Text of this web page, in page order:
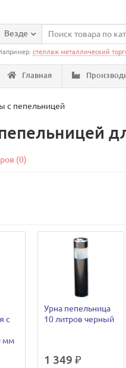
Везде
стеллаж металлический
Главная
с пепельницей
(0)
с
мм
Урна пепельница
10 литров черный
1 349 ₽